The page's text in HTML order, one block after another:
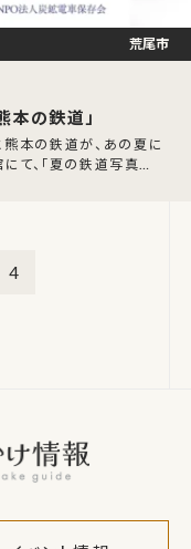
の鉄道」
熊本の鉄道が、あの夏に
て、「夏の鉄道写真展2
荒尾市
4